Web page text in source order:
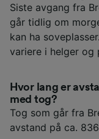
Siste avgang fra
går tidlig om
kan ha
variere i helger og
Hvor lang er
med tog?
Tog som går fra
avstand på ca.